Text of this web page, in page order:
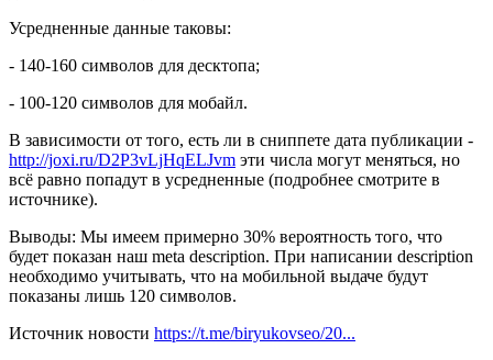
Усредненные данные таковы:
- 140-160 символов для десктопа;
- 100-120 символов для мобайл.
В зависимости от того, есть ли в сниппете дата публикации -
http://joxi.ru/D2P3vLjHqELJvm эти числа могут меняться, но
всё равно попадут в усредненные (подробнее смотрите в
источнике).
Выводы: Мы имеем примерно 30% вероятность того, что
будет показан наш meta description. При написании description
необходимо учитывать, что на мобильной выдаче будут
показаны лишь 120 символов.
Источник новости https://t.me/biryukovseo/20...